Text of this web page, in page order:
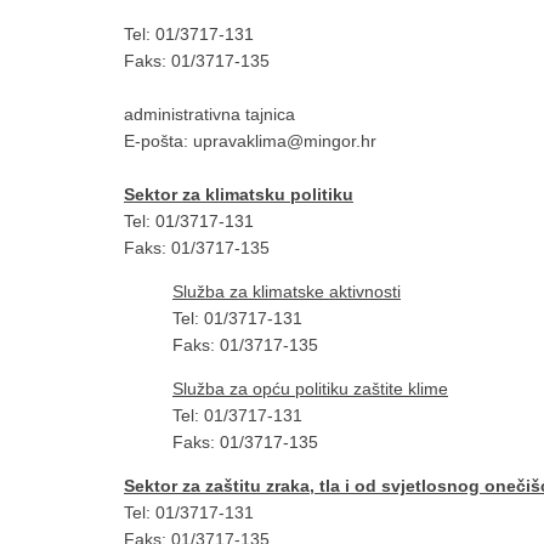
Tel: 01/3717-131
Faks: 01/3717-135
administrativna tajnica
E-pošta: upravaklima@mingor.hr
Sektor za klimatsku politiku
Tel: 01/3717-131
Faks: 01/3717-135
Služba za klimatske aktivnosti
Tel: 01/3717-131
Faks: 01/3717-135
Služba za opću politiku zaštite klime
Tel: 01/3717-131
Faks: 01/3717-135
Sektor za zaštitu zraka, tla i od svjetlosnog
Tel: 01/3717-131
Faks: 01/3717-135